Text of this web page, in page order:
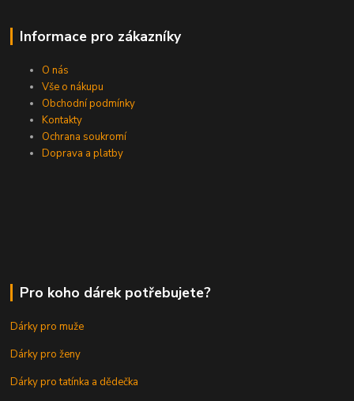
Informace pro zákazníky
O nás
Vše o nákupu
Obchodní podmínky
Kontakty
Ochrana soukromí
Doprava a platby
Pro koho dárek potřebujete?
Dárky pro muže
Dárky pro ženy
Dárky pro tatínka a dědečka